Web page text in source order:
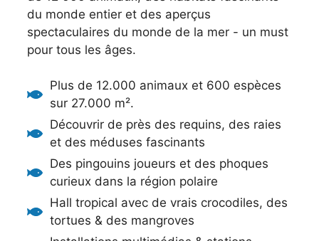
du monde entier et des aperçus
spectaculaires du monde de la mer - un must
pour tous les âges.
Plus de 12.000 animaux et 600 espèces
sur 27.000 m².
Découvrir de près des requins, des raies
et des méduses fascinants
Des pingouins joueurs et des phoques
curieux dans la région polaire
Hall tropical avec de vrais crocodiles, des
tortues & des mangroves